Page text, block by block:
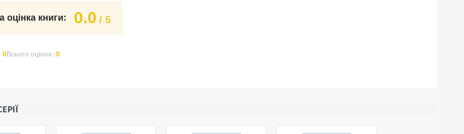
оцінка книги: 0.0 / 5
0Всього оцінок: 0